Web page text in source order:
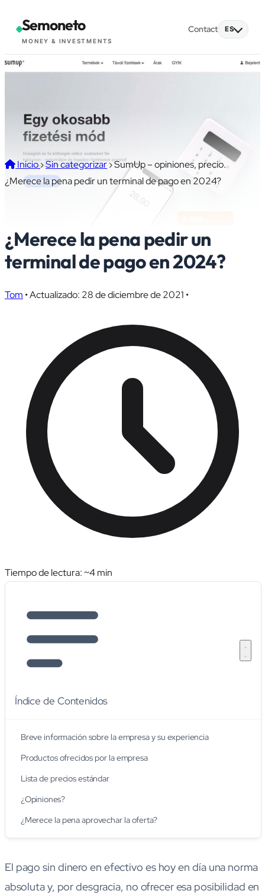
Semoneto
MONEY & INVESTMENTS
Contact ES
Inicio›Sin categorizar›SumUp – opiniones, precio.
¿Merece la pena pedir un terminal de pago en 2024?
¿Merece la pena pedir un
terminal de pago en 2024?
Tom •Actualizado: 28 de diciembre de 2021 •
Tiempo de lectura: ~4min
Índice de Contenidos
Breve información sobre la empresa y su experiencia
Productos ofrecidos por la empresa
Lista de precios estándar
¿Opiniones?
¿Merece la pena aprovechar la oferta?
El pago sin dinero en efectivo es hoy en día una norma
absoluta y, por desgracia, no ofrecer esa posibilidad en